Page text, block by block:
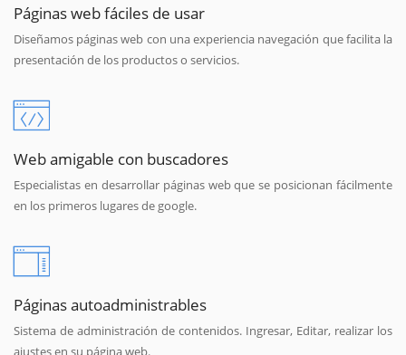
Páginas web fáciles de usar
Diseñamos páginas web con una experiencia navegación que facilita la
presentación de los productos o servicios.
Web amigable con buscadores
Especialistas en desarrollar páginas web que se posicionan fácilmente
en los primeros lugares de google.
Páginas autoadministrables
Sistema de administración de contenidos. Ingresar, Editar, realizar los
ajustes en su página web.